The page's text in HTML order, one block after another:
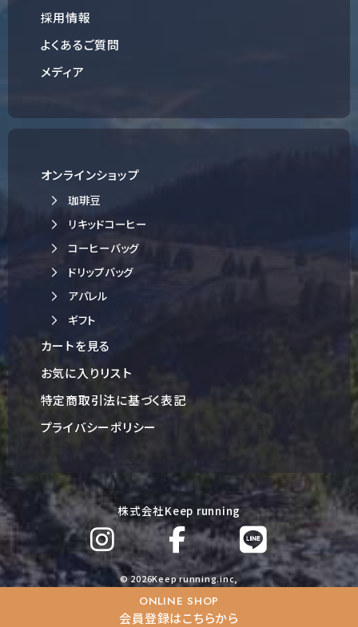
採用情報
よくあるご質問
メディア
オンラインショップ
珈琲豆
リキッドコーヒー
コーヒーバッグ
ドリップバッグ
アパレル
ギフト
カートを見る
お気に入りリスト
特定商取引法に基づく表記
プライバシーポリシー
株式会社Keep running
© 2026Keep running.inc,
ONLINE SHOP
会員登録はこちらから